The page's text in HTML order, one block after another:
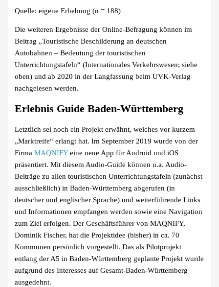
Quelle: eigene Erhebung (n = 188)
Die weiteren Ergebnisse der Online-Befragung können im
Beitrag „Touristische Beschilderung an deutschen
Autobahnen – Bedeutung der touristischen
Unterrichtungstafeln“ (Internationales Verkehrswesen; siehe
oben) und ab 2020 in der Langfassung beim UVK-Verlag
nachgelesen werden.
Erlebnis Guide Baden-Württemberg
Letztlich sei noch ein Projekt erwähnt, welches vor kurzem
„Marktreife“ erlangt hat. Im September 2019 wurde von der
FirmaMAQNIFYeine neue App für Android und iOS
präsentiert. Mit diesem Audio-Guide können u.a. Audio-
Beiträge zu allen touristischen Unterrichtungstafeln (zunächst
ausschließlich) in Baden-Württemberg abgerufen (in
deutscher und englischer Sprache) und weiterführende Links
und Informationen empfangen werden sowie eine Navigation
zum Ziel erfolgen. Der Geschäftsführer von MAQNIFY,
Dominik Fischer, hat die Projektidee (bisher) in ca. 70
Kommunen persönlich vorgestellt. Das als Pilotprojekt
entlang der A5 in Baden-Württemberg geplante Projekt wurde
aufgrund des Interesses auf Gesamt-Baden-Württemberg
ausgedehnt.